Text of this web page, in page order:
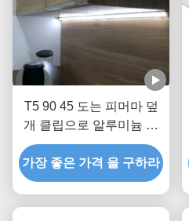
T5 90 45 도는 피머마 덮
개 클립으로 알루미늄 통
로 구석 스트립 라이트 방
열을 주도했습니다
가장 좋은 가격 을 구하라